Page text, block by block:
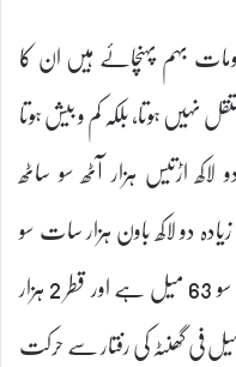
بہم پہنچائے ہیں ان کا
ہوتا، بلکہ کم و بیش ہوتا
اڑتیس ہزار آٹھ سو ساٹھ
دو لاکھ باون ہزار سات سو
دس میل اور کم سے کم دو لاکھ 21 ہزار 4 سو 63 میل ہے اور قطر 2 ہزار
63 میل ہے جو دو ہزار دو سو 87 میل فی گھنٹہ کی رفتار سے حرکت